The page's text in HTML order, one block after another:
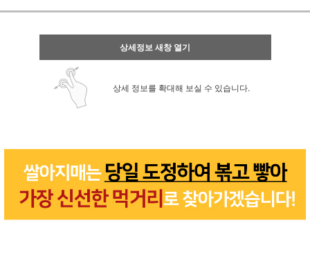
상세정보 새창 열기
상세 정보를 확대해 보실 수 있습니다.